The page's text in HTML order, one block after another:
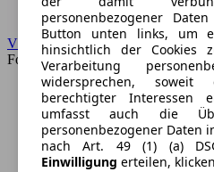
VW
Forum
personenbezogener
Button unten links, um
hinsichtlich der
Verarbeitung
widersprechen,
berechtigter Interessen
umfasst auch die
personenbezogener Daten
nach Art. 49 (1) (a)
Einwilligung erteilen,